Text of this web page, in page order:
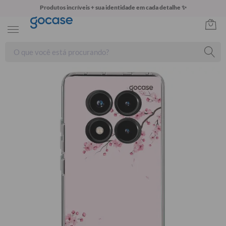
Produtos incríveis + sua identidade em cada detalhe ✨